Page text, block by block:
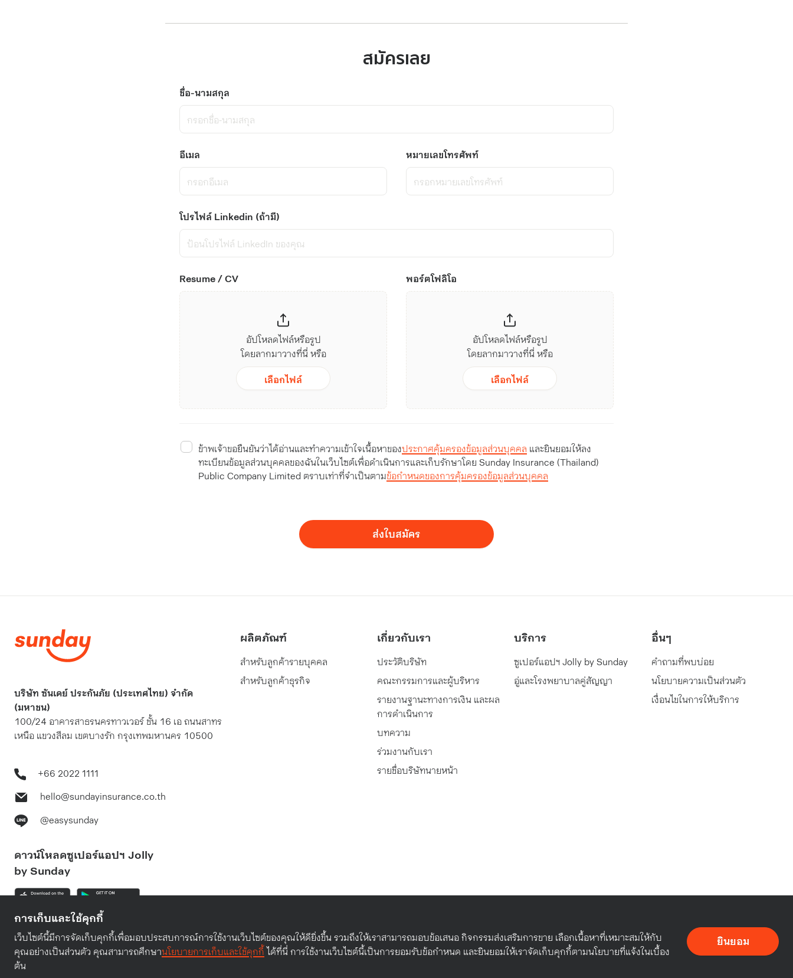
สมัครเลย
ชื่อ-นามสกุล
อีเมล หมายเลขโทรศัพท์
โปรไฟล์ Linkedin (ถ้ามี)
Resume / CV
อัปโหลดไฟล์หรือรูป
โดยลากมาวางที่นี่ หรือ
เลือกไฟล์
พอร์ตโฟลิโอ
อัปโหลดไฟล์หรือรูป
โดยลากมาวางที่นี่ หรือ
เลือกไฟล์
ข้าพเจ้าขอยืนยันว่าได้อ่านและทำความเข้าใจเนื้อหาของประกาศคุ้มครองข้อมูลส่วนบุคคล และยินยอมให้ลง
ทะเบียนข้อมูลส่วนบุคคลของฉันในเว็บไซต์เพื่อดำเนินการและเก็บรักษาโดย Sunday Insurance (Thailand)
Public Company Limited ตราบเท่าที่จำเป็นตามข้อกำหนดของการคุ้มครองข้อมูลส่วนบุคคล
ส่งใบสมัคร
บริษัท ซันเดย์ ประกันภัย (ประเทศไทย) จำกัด
(มหาชน)
100/24 อาคารสาธรนครทาวเวอร์ ชั้น 16 เอ ถนนสาทร
เหนือ แขวงสีลม เขตบางรัก กรุงเทพมหานคร 10500
+66 2022 1111
hello@sundayinsurance.co.th
@easysunday
ดาวน์โหลดซูเปอร์แอปฯ Jolly
by Sunday
ผลิตภัณฑ์
สำหรับลูกค้ารายบุคคล
สำหรับลูกค้าธุรกิจ
เกี่ยวกับเรา
ประวัติบริษัท
คณะกรรมการและผู้บริหาร
รายงานฐานะทางการเงิน และผล
การดำเนินการ
บทความ
ร่วมงานกับเรา
รายชื่อบริษัทนายหน้า
บริการ
ซูเปอร์แอปฯ Jolly by Sunday
อู่และโรงพยาบาลคู่สัญญา
อื่นๆ
คำถามที่พบบ่อย
นโยบายความเป็นส่วนตัว
เงื่อนไขในการให้บริการ
© Sunday Insurance (Thailand) Public Company Limited. 2025. All rights reserved.
การเก็บและใช้คุกกี้
เว็บไซต์นี้มีการจัดเก็บคุกกี้เพื่อมอบประสบการณ์การใช้งานเว็บไซต์ของคุณให้ดียิ่งขึ้น รวมถึงให้เราสามารถมอบข้อเสนอ กิจกรรมส่งเสริมการขาย เลือกเนื้อหาที่เหมาะสมให้กับ
คุณอย่างเป็นส่วนตัว คุณสามารถศึกษานโยบายการเก็บและใช้คุกกี้ได้ที่นี่ การใช้งานเว็บไซต์นี้เป็นการยอมรับข้อกำหนด และยินยอมให้เราจัดเก็บคุกกี้ตามนโยบายที่แจ้งในเบื้อง
ต้น
ยินยอม